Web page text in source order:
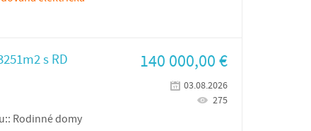
s RD
Rodinné domy
140 000,00€
03.08.2026
275